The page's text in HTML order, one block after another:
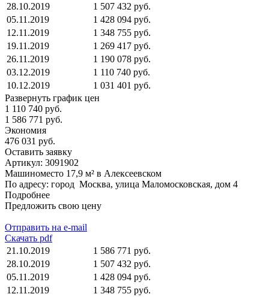
28.10.2019
1 507 432 руб.
05.11.2019
1 428 094 руб.
12.11.2019
1 348 755 руб.
19.11.2019
1 269 417 руб.
26.11.2019
1 190 078 руб.
03.12.2019
1 110 740 руб.
10.12.2019
1 031 401 руб.
Развернуть график цен
1 110 740 руб.
1 586 771 руб.
Экономия
476 031 руб.
Оставить заявку
Артикул: 3091902
Машиноместо 17,9 м² в Алексеевском
По адресу: город Москва, улица Маломосковская, дом 4
Подробнее
Предложить свою цену
Отправить на e-mail
Скачать pdf
21.10.2019
1 586 771 руб.
28.10.2019
1 507 432 руб.
05.11.2019
1 428 094 руб.
12.11.2019
1 348 755 руб.